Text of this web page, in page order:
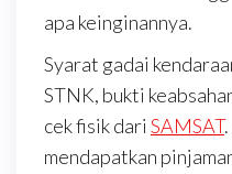
apa keinginannya.
Syarat gadai
STNK, bukti
cek fisik dari SAMSAT
mendapatkan